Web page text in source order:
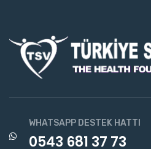
WHATSAPP DESTEK HATTI
0543 681 37 73